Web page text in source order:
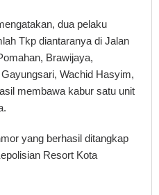
dua pelaku
Tkp diantaranya di Jalan
Brawijaya,
Wachid Hasyim,
membawa kabur satu unit
yang berhasil ditangkap
Resort Kota